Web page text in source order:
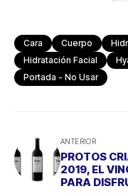
Cara Cuerpo
Hidratación Facial
Portada - No Usar
ANTERIOR
PROTOS
2019, EL
PARA